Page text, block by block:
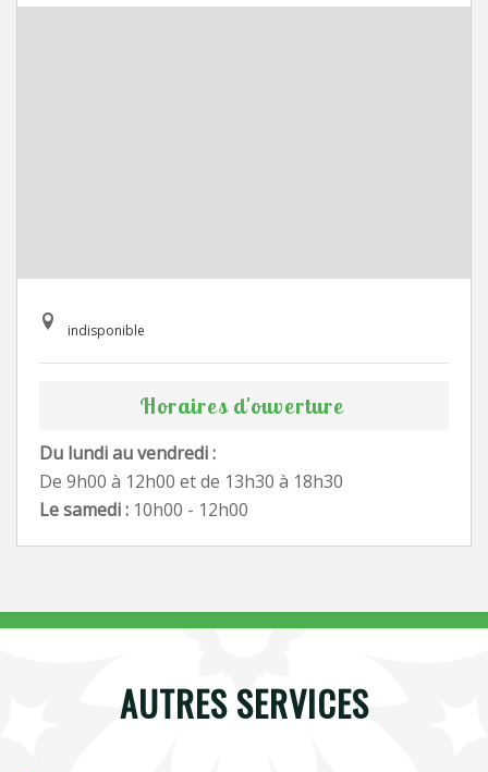
indisponible
Horaires d'ouverture
Du lundi au vendredi :
De 9h00 à 12h00 et de 13h30 à 18h30
Le samedi : 10h00 - 12h00
AUTRES SERVICES